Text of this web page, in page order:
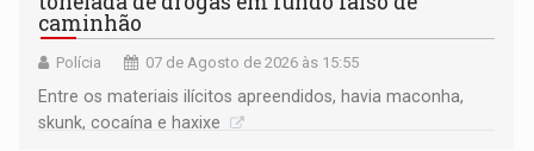
caminhão
Polícia 07 de Agosto de 2026 às 15:55
Entre os materiais ilícitos apreendidos, havia maconha,
skunk, cocaína e haxixe